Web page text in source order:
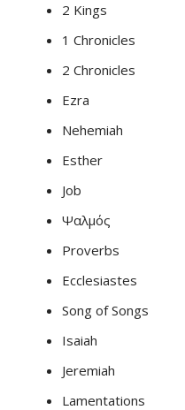
2 Kings
1 Chronicles
2 Chronicles
Ezra
Nehemiah
Esther
Job
Ψαλμός
Proverbs
Ecclesiastes
Song of Songs
Isaiah
Jeremiah
Lamentations